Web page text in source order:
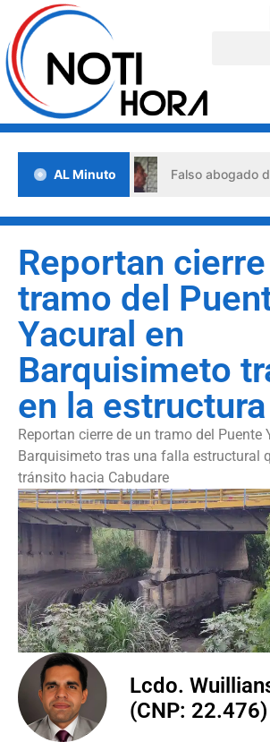
AL MinutoFalso abogado detenido
Reportan
tramo del
Yacural en
Barquisimeto
en la estructura
Reportan cierre de un tramo del Puente
Barquisimeto tras una falla estructural
tránsito hacia Cabudare
Lcdo.
(CNP: 22.476)